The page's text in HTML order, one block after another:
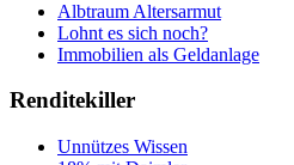
Albtraum Altersarmut
Lohnt es sich noch?
Immobilien als Geldanlage
Renditekiller
Unnützes Wissen